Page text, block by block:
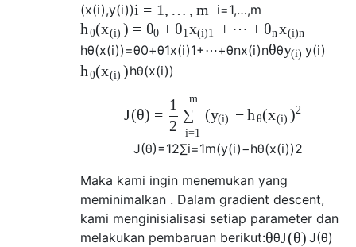
(x(i),y(i))i = 1, … , m i=1,…,m
h θ(x(i) ) = θ0 + θ1 x(i)1 + ⋯ + θn x(i)n
hθ(x(i))=θ0+θ1x(i)1+⋯+θnx(i)nθθy(i) y(i)
h θ(x(i) )hθ(x(i))
J(θ) =
1
2
∑
i=1
m
(y(i) − h θ(x(i) )2
J(θ)=12∑i=1m(y(i)−hθ(x(i))2
Maka kami ingin menemukan yang
meminimalkan . Dalam gradient descent,
kami menginisialisasi setiap parameter dan
melakukan pembaruan berikut:θθJ(θ) J(θ)